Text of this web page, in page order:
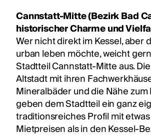
Cannstatt-Mitte (Bezirk Bad
historischer Charme und
Wer nicht direkt im Kessel, aber
urban leben möchte, weicht
Stadtteil Cannstatt-Mitte aus.
Altstadt mit ihren
Mineralbäder und die Nähe
geben dem Stadtteil ein ganz
traditionsreiches Profil mit
Mietpreisen als in den Kessel-